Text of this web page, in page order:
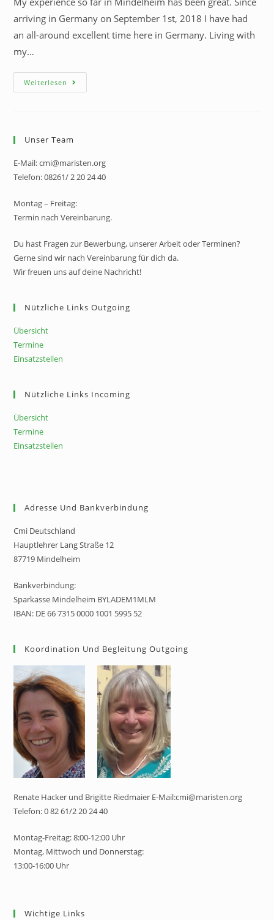
arriving in Germany on September 1st, 2018 I have had
an all-around excellent time here in Germany. Living with
my…
Weiterlesen
Unser Team
E-Mail: cmi@maristen.org
Telefon: 08261/ 2 20 24 40
Montag – Freitag:
Termin nach Vereinbarung.
Du hast Fragen zur Bewerbung, unserer Arbeit oder Terminen?
Gerne sind wir nach Vereinbarung für dich da.
Wir freuen uns auf deine Nachricht!
Nützliche Links Outgoing
Übersicht
Termine
Einsatzstellen
Nützliche Links Incoming
Übersicht
Termine
Einsatzstellen
Adresse Und Bankverbindung
Cmi Deutschland
Hauptlehrer Lang Straße 12
87719 Mindelheim
Bankverbindung:
Sparkasse Mindelheim BYLADEM1MLM
IBAN: DE 66 7315 0000 1001 5995 52
Koordination Und Begleitung Outgoing
Renate Hacker und Brigitte Riedmaier E-Mail:cmi@maristen.org
Telefon: 0 82 61/2 20 24 40
Montag-Freitag: 8:00-12:00 Uhr
Montag, Mittwoch und Donnerstag:
13:00-16:00 Uhr
Wichtige Links